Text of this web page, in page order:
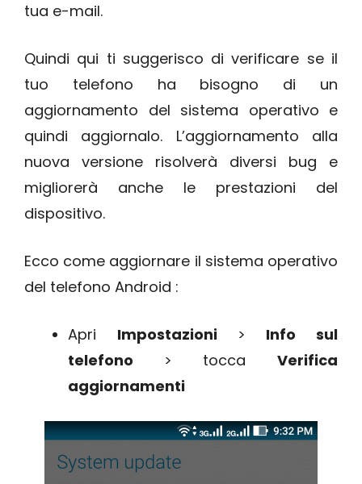
tua e-mail.
Quindi qui ti suggerisco di verificare se il
tuo telefono ha bisogno di un
aggiornamento del sistema operativo e
quindi aggiornalo. L’aggiornamento alla
nuova versione risolverà diversi bug e
migliorerà anche le prestazioni del
dispositivo.
Ecco come aggiornare il sistema operativo
del telefono Android :
Apri Impostazioni > Info sul
telefono > toccaVerifica
aggiornamenti